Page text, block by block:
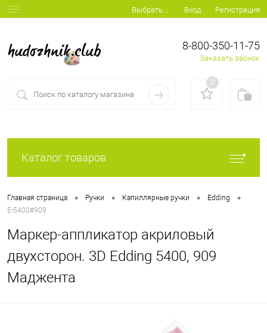
Выбрать... Вход Регистрация
8-800-350-11-75
Заказать звонок
0
Каталог товаров
Главная страница • Ручки • Капиллярные ручки • Edding •
E-5400#909
Маркер-аппликатор акриловый
двухсторон. 3D Edding 5400, 909
Маджента